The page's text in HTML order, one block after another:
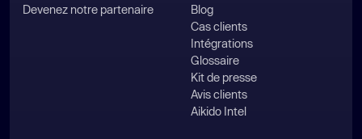
Devenez notre partenaire
Blog
Cas clients
Intégrations
Glossaire
Kit de presse
Avis clients
Aikido Intel